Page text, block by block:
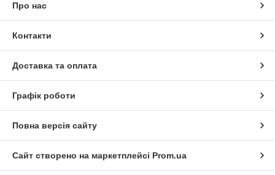
Про нас
Контакти
Доставка та оплата
Графік роботи
Повна версія сайту
Сайт створено на маркетплейсі Prom.ua